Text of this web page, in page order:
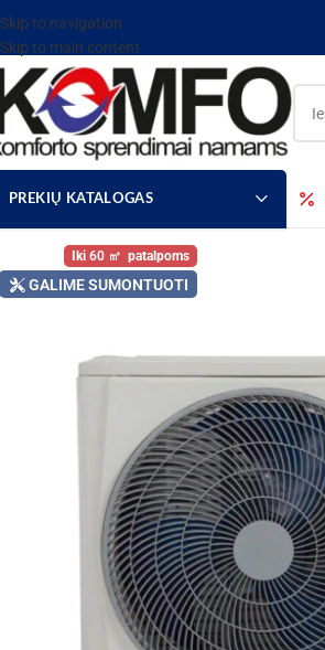
Skip to navigation
Skip to main content
PREKIŲ KATALOGAS
60
GALIME SUMONTUOTI